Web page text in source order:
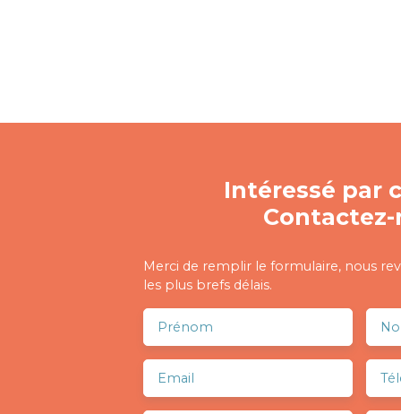
Intéressé par
Merci de remplir le formulaire, nous
les plus brefs délais.
Prénom
Email